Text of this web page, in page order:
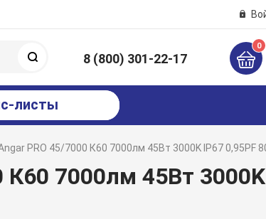
8 (800) 301-22-17
0
листы
PRO 45/7000 К60 7000лм 45Вт 3000K IP67 0,95PF
7000лм 45Вт